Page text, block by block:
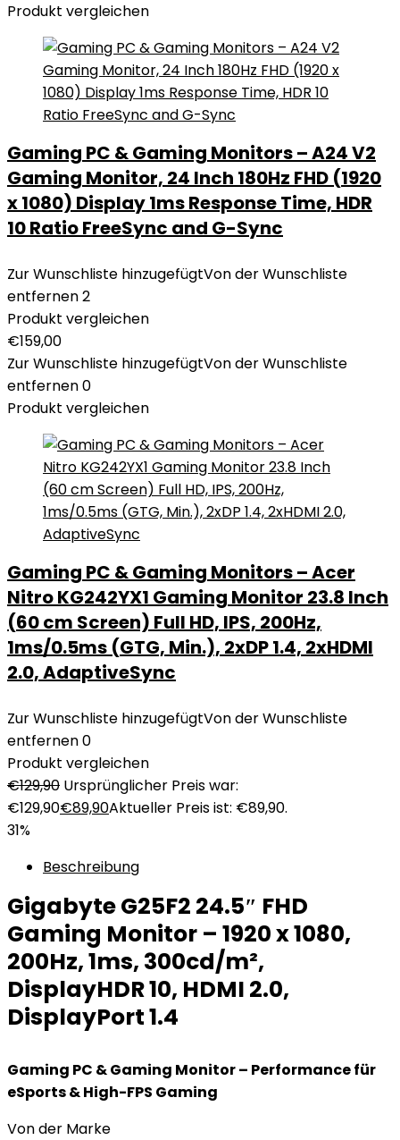
Produkt vergleichen
Gaming PC & Gaming Monitors – A24 V2
Gaming Monitor, 24 Inch 180Hz FHD (1920
x 1080) Display 1ms Response Time, HDR
10 Ratio FreeSync and G-Sync
Zur Wunschliste hinzugefügtVon der Wunschliste
entfernen2
Produkt vergleichen
€159,00
Zur Wunschliste hinzugefügtVon der Wunschliste
entfernen0
Produkt vergleichen
Gaming PC & Gaming Monitors – Acer
Nitro KG242YX1 Gaming Monitor 23.8 Inch
(60 cm Screen) Full HD, IPS, 200Hz,
1ms/0.5ms (GTG, Min.), 2xDP 1.4, 2xHDMI
2.0, AdaptiveSync
Zur Wunschliste hinzugefügtVon der Wunschliste
entfernen0
Produkt vergleichen
€129,90 Ursprünglicher Preis war:
€129,90€89,90Aktueller Preis ist: €89,90.
31%
Beschreibung
Gigabyte G25F2 24.5″ FHD
Gaming Monitor – 1920 x 1080,
200Hz, 1ms, 300cd/m²,
DisplayHDR 10, HDMI 2.0,
DisplayPort 1.4
Gaming PC & Gaming Monitor – Performance für
eSports & High-FPS Gaming
Von der Marke